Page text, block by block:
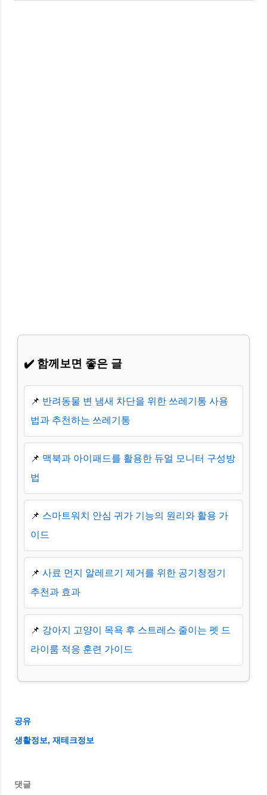
✔️ 함께보면 좋은 글
📌 반려동물 변 냄새 차단을 위한 쓰레기통 사용
법과 추천하는 쓰레기통
📌 맥북과 아이패드를 활용한 듀얼 모니터 구성방
법
📌 스마트워치 안심 귀가 기능의 원리와 활용 가
이드
📌 사료 먼지 알레르기 제거를 위한 공기청정기
추천과 효과
📌 강아지 고양이 목욕 후 스트레스 줄이는 펫 드
라이룸 적응 훈련 가이드
공유
생활정보 재테크정보
댓글